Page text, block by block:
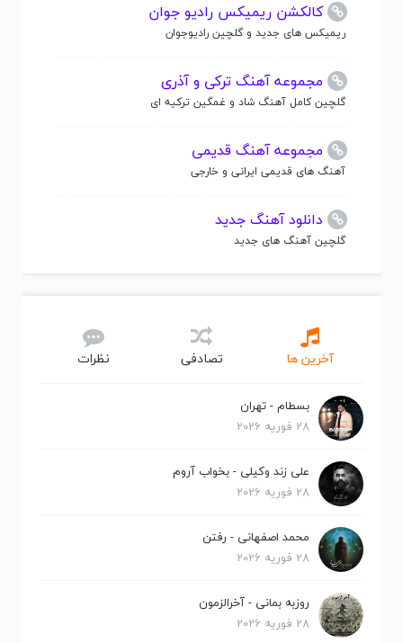
کالکشن ریمیکس رادیو جوان
ریمیکس های جدید و گلچین رادیوجوان
مجموعه آهنگ ترکی و آذری
گلچین کامل آهنگ شاد و غمگین ترکیه ای
مجموعه آهنگ قدیمی
آهنگ های قدیمی ایرانی و خارجی
دانلود آهنگ جدید
گلچین آهنگ های جدید
آخرین ها تصادفی نظرات
بسطام - تهران
28 فوریه 2026
علی زند وکیلی - بخواب آروم
28 فوریه 2026
محمد اصفهانی - رفتن
28 فوریه 2026
روزبه بمانی - آخرالزمون
28 فوریه 2026